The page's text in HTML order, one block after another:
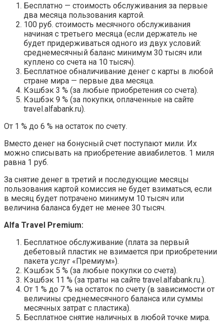
Бесплатно — стоимость обслуживания за первые
два месяца пользования картой.
100 руб. стоимость месячного обслуживания
начиная с третьего месяца (если держатель не
будет придерживаться одного из двух условий:
среднемесячный баланс минимум 30 тысяч или
куплено со счета на 10 тысяч).
Бесплатное обналичивание денег с карты в любой
стране мира — первые два месяца.
Кэшбэк 3 % (за любые приобретения со счета).
Кэшбэк 9 % (за покупки, оплаченные на сайте
travel.alfabank.ru).
От 1 % до 6 % на остаток по счету.
Вместо денег на бонусный счет поступают мили. Их
можно списывать на приобретение авиабилетов. 1 миля
равна 1 руб.
За снятие денег в третий и последующие месяцы
пользования картой комиссия не будет взиматься, если
в месяц будет потрачено минимум 10 тысяч или
величина баланса будет не менее 30 тысяч.
Alfa Travel Premium:
Бесплатное обслуживание (плата за первый
дебетовый пластик не взимается при приобретении
пакета услуг «Премиум»).
Кэшбэк 5 % (за любые покупки со счета).
Кэшбэк 11 % (за траты на сайте travel.alfabank.ru.).
От 1 % до 7 % на остаток по счету (в зависимости от
величины среднемесячного баланса или суммы
месячных затрат с пластика).
Бесплатное снятие наличных в любой точке мира.